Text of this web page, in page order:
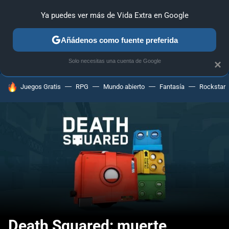
ANÁLISIS GUÍAS Y TRUCOS PC SONY NINTENDO
HOY SE HABLA DE
Juegos Gratis RPG Mundo abierto Fantasía Rockstar
×
Ya puedes ver más de Vida Extra en Google
Añádenos como fuente preferida
Solo necesitas una cuenta de Google